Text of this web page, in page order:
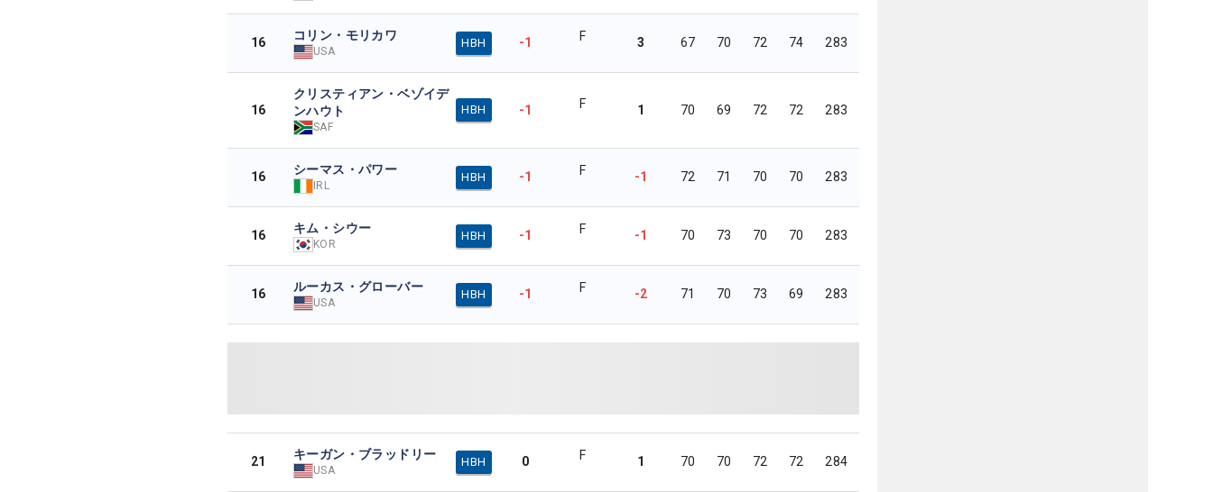
16 コリン・モリカワ
USA
HBH -1 F 3 67 70 72 74 283
16
クリスティアン・ベゾイデ
ンハウト
SAF
HBH -1 F 1 70 69 72 72 283
16 シーマス・パワー
IRL
HBH -1 F -1 72 71 70 70 283
16 キム・シウー
KOR
HBH -1 F -1 70 73 70 70 283
16 ルーカス・グローバー
USA
HBH -1 F -2 71 70 73 69 283
21 キーガン・ブラッドリー
USA
HBH 0 F 1 70 70 72 72 284